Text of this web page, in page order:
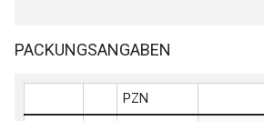
PACKUNGSANGABEN
PZN